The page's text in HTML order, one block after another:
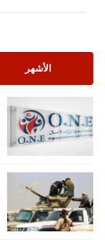
الأشهر